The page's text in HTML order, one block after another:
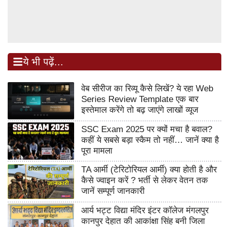
ये भी पढ़ें...
वेब सीरीज का रिव्यू कैसे लिखें? ये रहा Web
Series Review Template एक बार
इस्तेमाल करेंगे तो बढ़ जाएंगे लाखों व्यूज
SSC Exam 2025 पर क्यों मचा है बवाल?
कहीं ये सबसे बड़ा स्कैम तो नहीं… जानें क्या है
पूरा मामला
TA आर्मी (टेरिटोरियल आर्मी) क्या होती है और
कैसे ज्वाइन करें ? भर्ती से लेकर वेतन तक
जानें सम्पूर्ण जानकारी
आर्य भट्ट विद्या मंदिर इंटर कॉलेज मंगलपुर
कानपुर देहात की आकांक्षा सिंह बनी जिला